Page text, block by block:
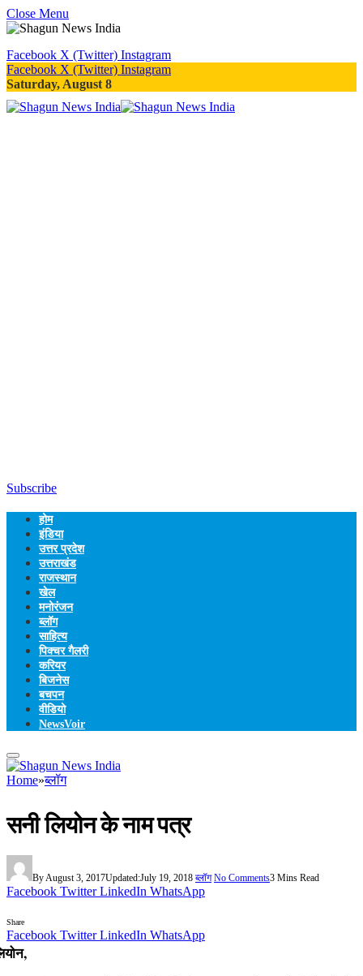
Close Menu
Facebook X (Twitter) Instagram
Facebook X (Twitter) Instagram
Saturday, August 8
Subscribe
होम
इंडिया
उत्तर प्रदेश
उत्तराखंड
राजस्थान
खेल
मनोरंजन
ब्लॉग
साहित्य
पिक्चर गैलरी
करियर
बिजनेस
बचपन
वीडियो
NewsVoir
Home»ब्लॉग
सनी लियोन के नाम पत्र
ByAugust 3, 2017Updated:July 19, 2018 ब्लॉग No Comments3 Mins Read
Facebook Twitter LinkedIn WhatsApp
Share
Facebook Twitter LinkedIn WhatsApp